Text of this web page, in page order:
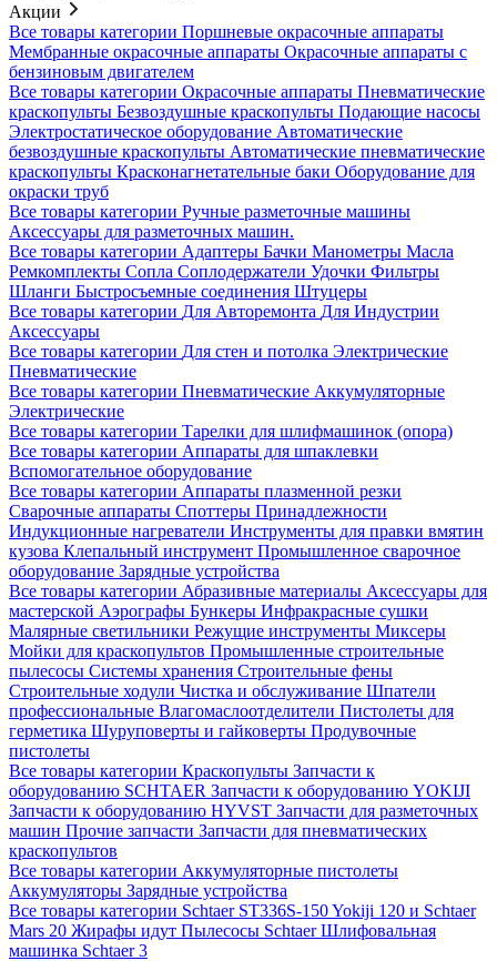
Акции
Все товары категории Поршневые окрасочные аппараты
Мембранные окрасочные аппараты Окрасочные аппараты с
бензиновым двигателем
Все товары категории Окрасочные аппараты Пневматические
краскопульты Безвоздушные краскопульты Подающие насосы
Электростатическое оборудование Автоматические
безвоздушные краскопульты Автоматические пневматические
краскопульты Красконагнетательные баки Оборудование для
окраски труб
Все товары категории Ручные разметочные машины
Аксессуары для разметочных машин.
Все товары категории Адаптеры Бачки Манометры Масла
Ремкомплекты Сопла Соплодержатели Удочки Фильтры
Шланги Быстросъемные соединения Штуцеры
Все товары категории Для Авторемонта Для Индустрии
Аксессуары
Все товары категории Для стен и потолка Электрические
Пневматические
Все товары категории Пневматические Аккумуляторные
Электрические
Все товары категории Тарелки для шлифмашинок (опора)
Все товары категории Аппараты для шпаклевки
Вспомогательное оборудование
Все товары категории Аппараты плазменной резки
Сварочные аппараты Споттеры Принадлежности
Индукционные нагреватели Инструменты для правки вмятин
кузова Клепальный инструмент Промышленное сварочное
оборудование Зарядные устройства
Все товары категории Абразивные материалы Аксессуары для
мастерской Аэрографы Бункеры Инфракрасные сушки
Малярные светильники Режущие инструменты Миксеры
Мойки для краскопультов Промышленные строительные
пылесосы Системы хранения Строительные фены
Строительные ходули Чистка и обслуживание Шпатели
профессиональные Влагомаслоотделители Пистолеты для
герметика Шуруповерты и гайковерты Продувочные
пистолеты
Все товары категории Краскопульты Запчасти к
оборудованию SCHTAER Запчасти к оборудованию YOKIJI
Запчасти к оборудованию HYVST Запчасти для разметочных
машин Прочие запчасти Запчасти для пневматических
краскопультов
Все товары категории Аккумуляторные пистолеты
Аккумуляторы Зарядные устройства
Все товары категории Schtaer ST336S-150Yokiji 120 и Schtaer
Mars 20 Жирафы идут Пылесосы SchtaerШлифовальная
машинка Schtaer 3